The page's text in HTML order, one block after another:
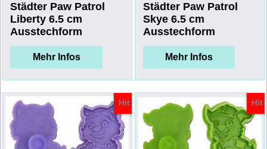
Städter Paw Patrol
Liberty 6.5 cm
Ausstechform
Mehr Infos
Städter Paw Patrol
Skye 6.5 cm
Ausstechform
Mehr Infos
Hit Hit